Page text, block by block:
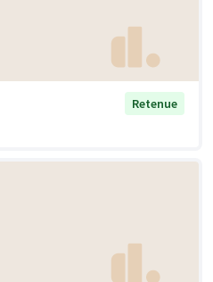
Retenue